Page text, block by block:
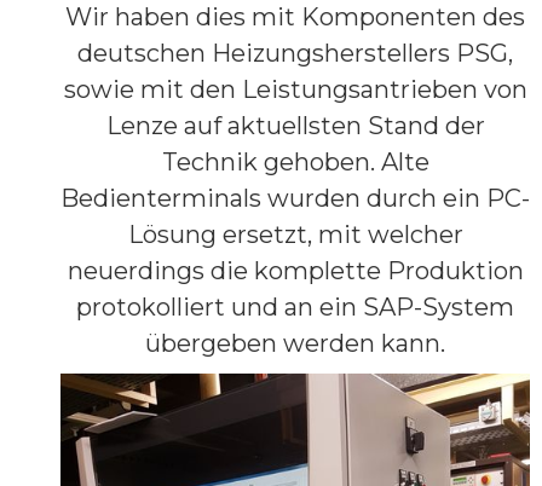
Wir haben dies mit Komponenten des
deutschen Heizungsherstellers PSG,
sowie mit den Leistungsantrieben von
Lenze auf aktuellsten Stand der
Technik gehoben. Alte
Bedienterminals wurden durch ein PC-
Lösung ersetzt, mit welcher
neuerdings die komplette Produktion
protokolliert und an ein SAP-System
übergeben werden kann.